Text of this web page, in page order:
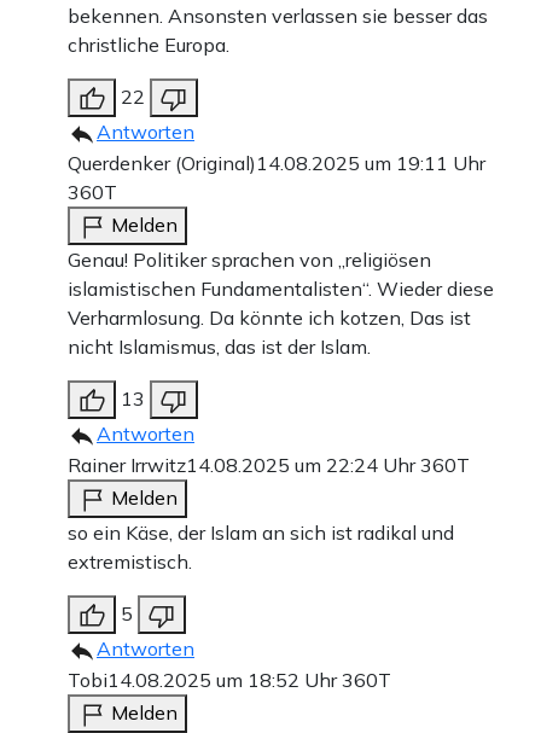
bekennen. Ansonsten verlassen sie besser das
christliche Europa.
22
Antworten
Querdenker (Original) 14.08.2025 um 19:11 Uhr
360T
Melden
Genau! Politiker sprachen von „religiösen
islamistischen Fundamentalisten“. Wieder diese
Verharmlosung. Da könnte ich kotzen, Das ist
nicht Islamismus, das ist der Islam.
13
Antworten
Rainer Irrwitz14.08.2025 um 22:24 Uhr360T
Melden
so ein Käse, der Islam an sich ist radikal und
extremistisch.
5
Antworten
Tobi14.08.2025 um 18:52 Uhr360T
Melden